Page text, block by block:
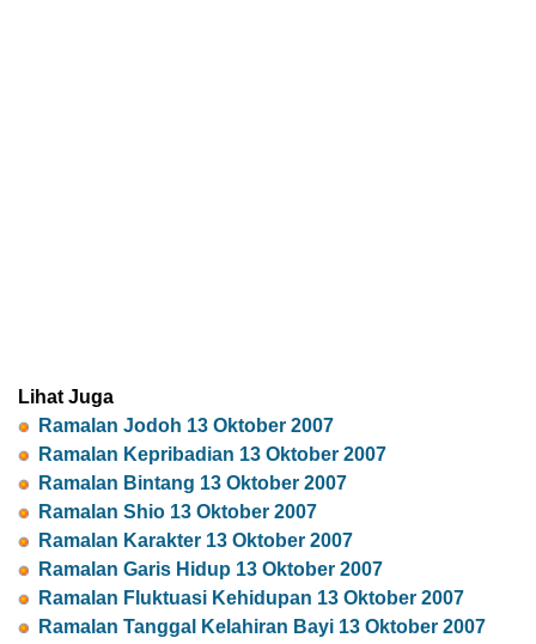
Lihat Juga
Ramalan Jodoh 13 Oktober 2007
Ramalan Kepribadian 13 Oktober 2007
Ramalan Bintang 13 Oktober 2007
Ramalan Shio 13 Oktober 2007
Ramalan Karakter 13 Oktober 2007
Ramalan Garis Hidup 13 Oktober 2007
Ramalan Fluktuasi Kehidupan 13 Oktober 2007
Ramalan Tanggal Kelahiran Bayi 13 Oktober 2007